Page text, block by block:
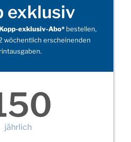
exklusiv
exklusiv-Abo*bestellen,
wöchentlich erscheinenden
jährlich